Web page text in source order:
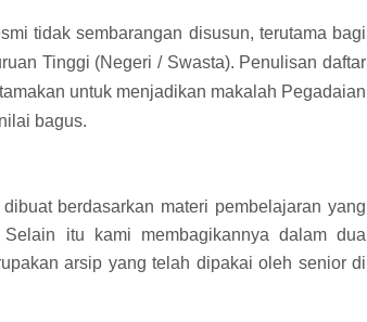
tidak sembarangan disusun, terutama bagi
Tinggi (Negeri / Swasta). Penulisan daftar
untuk menjadikan makalah Pegadaian
bagus.
berdasarkan materi pembelajaran yang
itu kami membagikannya dalam dua
arsip yang telah dipakai oleh senior di